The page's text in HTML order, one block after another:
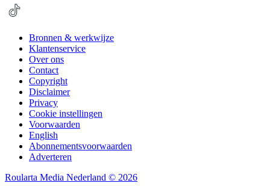
Bronnen & werkwijze
Klantenservice
Over ons
Contact
Copyright
Disclaimer
Privacy
Cookie instellingen
Voorwaarden
English
Abonnementsvoorwaarden
Adverteren
Roularta Media Nederland © 2026